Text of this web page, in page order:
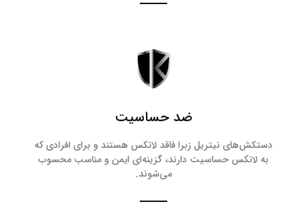
ضد حساسیت
دستکش‌های نیتریل زبرا فاقد لاتکس هستند و برای افرادی که
به لاتکس حساسیت دارند، گزینه‌ای ایمن و مناسب محسوب
می‌شوند.